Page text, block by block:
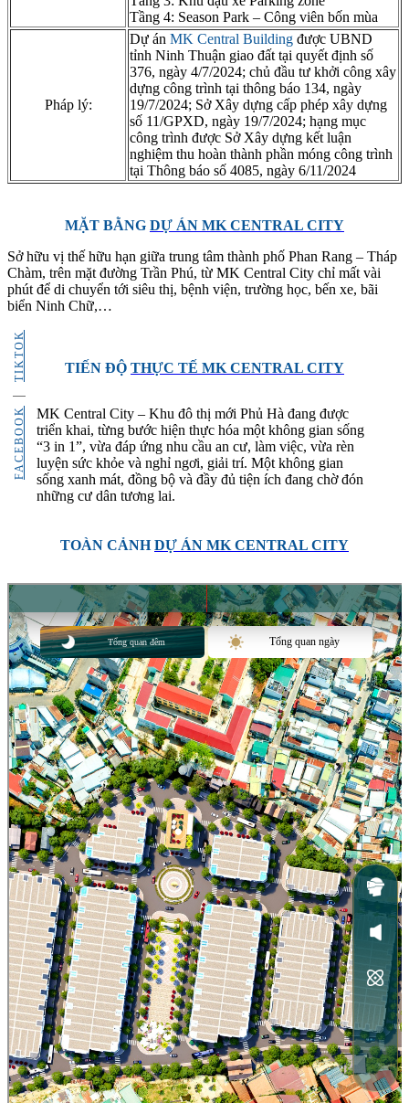
FACEBOOK
TIKTOK
Tầng 4: Season Park – Công viên bốn mùa
Pháp lý:
Dự án MK Central Building được UBND
tỉnh Ninh Thuận giao đất tại quyết định số
376, ngày 4/7/2024; chủ đầu tư khởi công xây
dựng công trình tại thông báo 134, ngày
19/7/2024; Sở Xây dựng cấp phép xây dựng
số 11/GPXD, ngày 19/7/2024; hạng mục
công trình được Sở Xây dựng kết luận
nghiệm thu hoàn thành phần móng công trình
tại Thông báo số 4085, ngày 6/11/2024
MẶT BẰNG DỰ ÁN MK CENTRAL CITY
Sở hữu vị thế hữu hạn giữa trung tâm thành phố Phan Rang – Tháp
Chàm, trên mặt đường Trần Phú, từ MK Central City chỉ mất vài
phút để di chuyển tới siêu thị, bệnh viện, trường học, bến xe, bãi
biển Ninh Chữ,…
TIẾN ĐỘ THỰC TẾ MK CENTRAL CITY
MK Central City – Khu đô thị mới Phủ Hà đang được
triển khai, từng bước hiện thực hóa một không gian sống
“3 in 1”, vừa đáp ứng nhu cầu an cư, làm việc, vừa rèn
luyện sức khỏe và nghỉ ngơi, giải trí. Một không gian
sống xanh mát, đồng bộ và đầy đủ tiện ích đang chờ đón
những cư dân tương lai.
TOÀN CẢNHDỰ ÁN MK CENTRAL CITY